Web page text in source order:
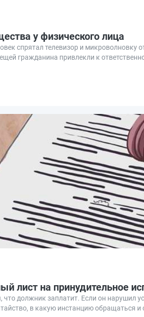
у физического лица
спрятал телевизор и микроволновку
гражданина привлекли к
лист на принудительное
должник заплатит. Если он нарушил
в какую инстанцию обращаться